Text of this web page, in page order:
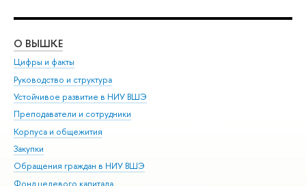
О ВЫШКЕ
Цифры и факты
Руководство и структура
Устойчивое развитие в НИУ ВШЭ
Преподаватели и сотрудники
Корпуса и общежития
Закупки
Обращения граждан в НИУ ВШЭ
Фонд целевого капитала